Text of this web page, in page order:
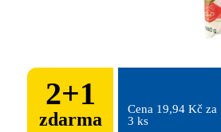
2+1
zdarma
Cena 19,94 Kč
3 ks